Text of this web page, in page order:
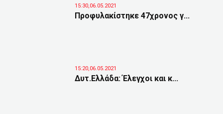
15:30,06.05.2021
Προφυλακίστηκε 47χρονος γ...
15:20,06.05.2021
Δυτ.Ελλάδα: Έλεγχοι και κ...